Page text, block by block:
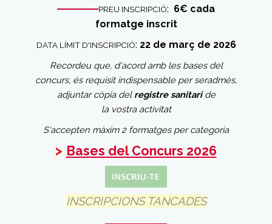
PREU INSCRIPCIÓ: 6€ cada
formatge inscrit
DATA LÍMIT D'INSCRIPCIÓ: 22 de març de 2026
Recordeu que, d'acord amb les bases del
concurs, és requisit indispensable per seradmès,
adjuntar còpia del registre sanitaride
la vostra activitat
S'accepten màxim 2 formatges per categoria
> Bases del Concurs 2026
INSCRIPCIONS TANCADES